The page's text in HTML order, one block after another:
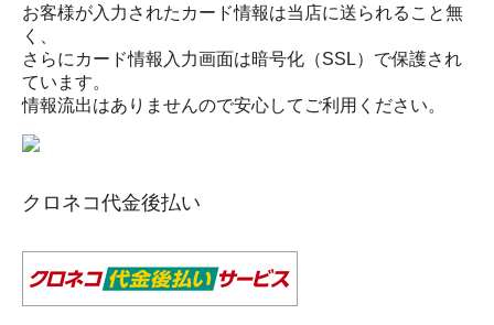
お客様が入力されたカード情報は当店に送られること無
く、
さらにカード情報入力画面は暗号化（SSL）で保護され
ています。
情報流出はありませんので安心してご利用ください。
クロネコ代金後払い